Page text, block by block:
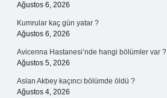
Ağustos 6, 2026
Kumrular kaç gün yatar ?
Ağustos 6, 2026
Avicenna Hastanesi’nde hangi bölümler var ?
Ağustos 5, 2026
Aslan Akbey kaçıncı bölümde öldü ?
Ağustos 4, 2026